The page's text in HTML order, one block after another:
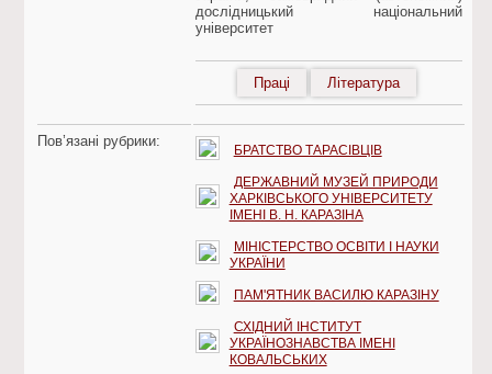
дослідницький національний
університет
Праці Література
Пов’язані рубрики:
БРАТСТВО ТАРАСІВЦІВ
ДЕРЖАВНИЙ МУЗЕЙ ПРИРОДИ
ХАРКІВСЬКОГО УНІВЕРСИТЕТУ
ІМЕНІ В. Н. КАРАЗІНА
МІНІСТЕРСТВО ОСВІТИ І НАУКИ
УКРАЇНИ
ПАМ'ЯТНИК ВАСИЛЮ КАРАЗІНУ
СХІДНИЙ ІНСТИТУТ
УКРАЇНОЗНАВСТВА ІМЕНІ
КОВАЛЬСЬКИХ